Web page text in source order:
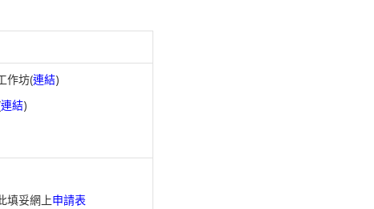
作坊(連結)
連結)
填妥網上申請表